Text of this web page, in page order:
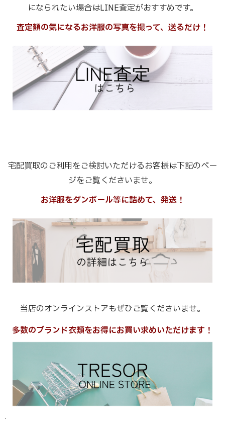
になられたい場合はLINE査定がおすすめです。
査定額の気になるお洋服の写真を撮って、送るだけ！
宅配買取のご利用をご検討いただけるお客様は下記のペー
ジをご覧くださいませ。
お洋服をダンボール等に詰めて、発送！
当店のオンラインストアもぜひご覧くださいませ。
多数のブランド衣類をお得にお買い求めいただけます！
.